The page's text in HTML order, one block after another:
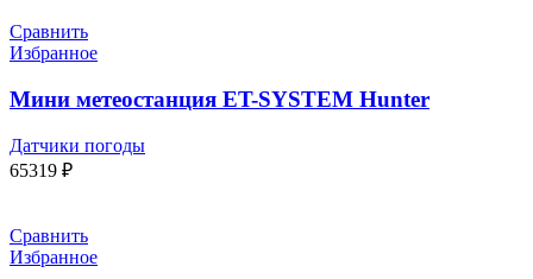
Сравнить
Избранное
Мини метеостанция ЕT-SYSTEM Hunter
Датчики погоды
65319 ₽
Сравнить
Избранное